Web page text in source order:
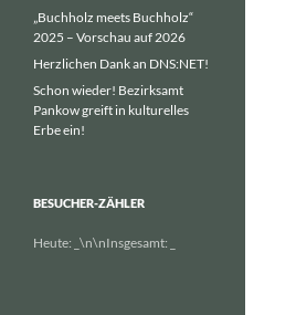
„Buchholz meets Buchholz“
2025 – Vorschau auf 2026
Herzlichen Dank an DNS:NET!
Schon wieder! Bezirksamt
Pankow greift in kulturelles
Erbe ein!
BESUCHER-ZÄHLER
Heute: \n\nInsgesamt: